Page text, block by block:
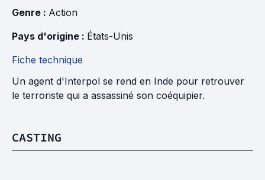
Genre : Action
Pays d'origine : États-Unis
Fiche technique
Un agent d'Interpol se rend en Inde pour retrouver
le terroriste qui a assassiné son coéquipier.
CASTING